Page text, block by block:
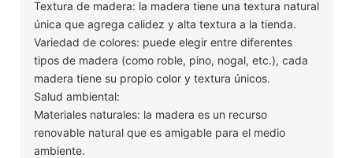
Textura de madera: la madera tiene una textura natural
única que agrega calidez y alta textura a la tienda.
Variedad de colores: puede elegir entre diferentes
tipos de madera (como roble, pino, nogal, etc.), cada
madera tiene su propio color y textura únicos.
Salud ambiental:
Materiales naturales: la madera es un recurso
renovable natural que es amigable para el medio
ambiente.